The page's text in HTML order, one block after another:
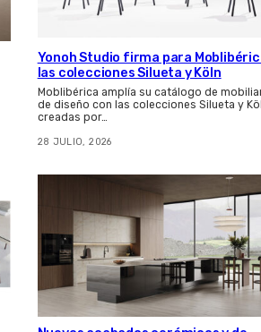
Yonoh Studio firma para
las colecciones Silueta y Köln
Moblibérica amplía su catálogo de
de diseño con las colecciones Silueta y
creadas por…
28 JULIO, 2026